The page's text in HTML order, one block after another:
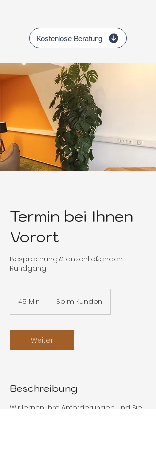
Kostenlose Beratung
Termin bei Ihnen
Vorort
Besprechung & anschließenden
Rundgang
45 Min.
i
n
.
Beim Kunden
Weiter
Beschreibung
Wir lernen Ihre Anforderungen und Sie